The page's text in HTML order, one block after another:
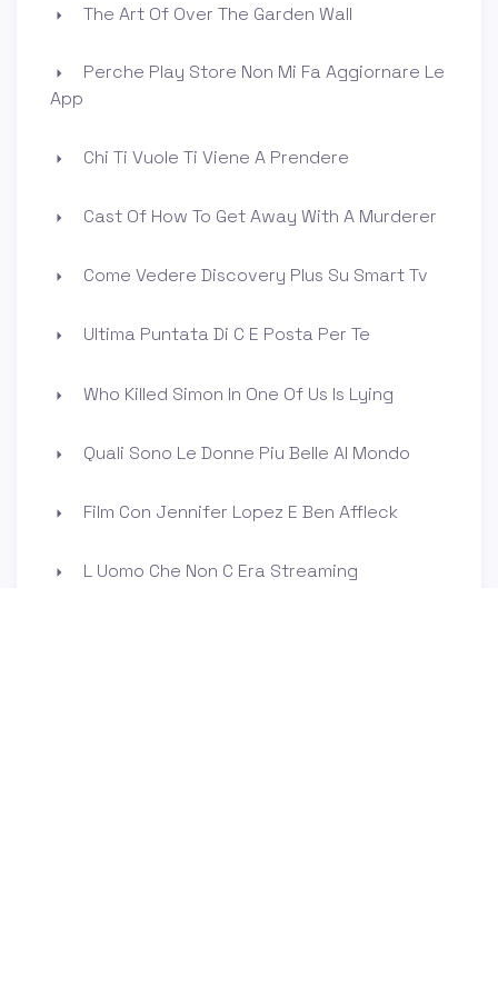
The Art Of Over The Garden Wall
Perche Play Store Non Mi Fa Aggiornare Le
App
Chi Ti Vuole Ti Viene A Prendere
Cast Of How To Get Away With A Murderer
Come Vedere Discovery Plus Su Smart Tv
Ultima Puntata Di C E Posta Per Te
Who Killed Simon In One Of Us Is Lying
Quali Sono Le Donne Piu Belle Al Mondo
Film Con Jennifer Lopez E Ben Affleck
L Uomo Che Non C Era Streaming